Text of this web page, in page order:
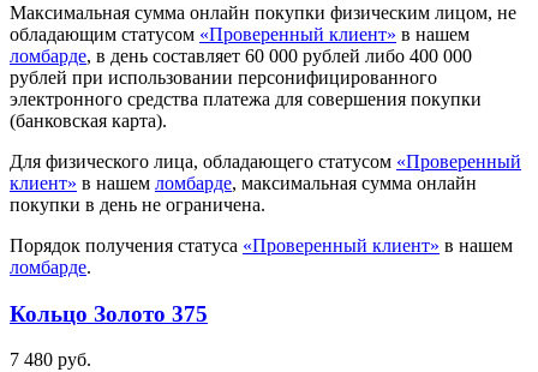
Максимальная сумма онлайн покупки физическим лицом, не
обладающим статусом «Проверенный клиент» в нашем
ломбарде, в день составляет 60 000 рублей либо 400 000
рублей при использовании персонифицированного
электронного средства платежа для совершения покупки
(банковская карта).
Для физического лица, обладающего статусом «Проверенный
клиент» в нашем ломбарде, максимальная сумма онлайн
покупки в день не ограничена.
Порядок получения статуса «Проверенный клиент» в нашем
ломбарде.
Кольцо Золото 375
7 480 руб.